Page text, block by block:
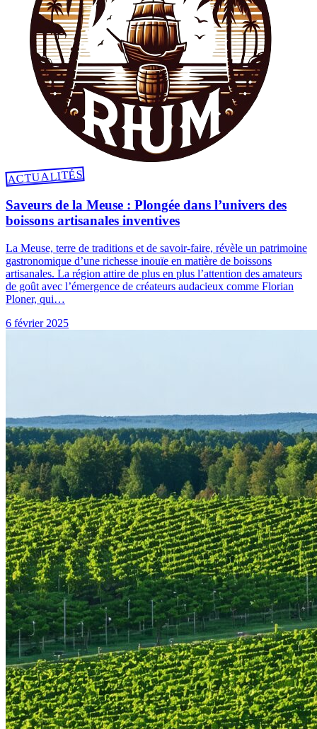
ACTUALITÉS
Saveurs de la Meuse : Plongée dans l’univers des
boissons artisanales inventives
La Meuse, terre de traditions et de savoir-faire, révèle un patrimoine
gastronomique d’une richesse inouïe en matière de boissons
artisanales. La région attire de plus en plus l’attention des amateurs
de goût avec l’émergence de créateurs audacieux comme Florian
Ploner, qui…
6 février 2025